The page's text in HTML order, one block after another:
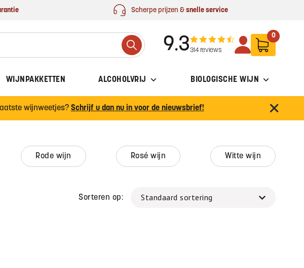
Scherpe prijzen &snelle service
Search
9.3314 reviews
0
WIJNPAKKETTEN ALCOHOLVRIJ BIOLOGISCHE WIJN
wijnweetjes? Schrijf u dan nu in voor de nieuwsbrief!
rode wijn rosé wijn witte wijn
Sorteren op: